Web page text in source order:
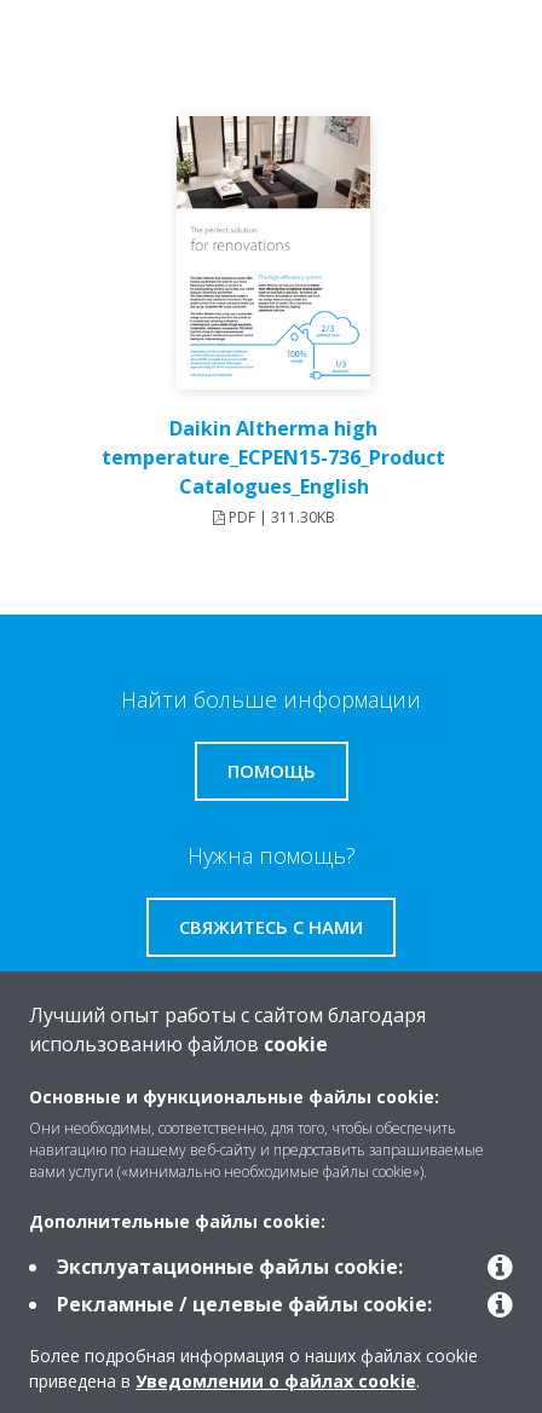
Daikin Altherma high
temperature_ECPEN15-736_Product
Catalogues_English
PDF | 311.30KB
Найти больше информации
ПОМОЩЬ
Нужна помощь?
СВЯЖИТЕСЬ С НАМИ
Решения
Помощь
Продукты
Лучший опыт работы с сайтом благодаря
использованию файлов cookie
Основные и функциональные файлы cookie:
Они необходимы, соответственно, для того, чтобы обеспечить
навигацию по нашему веб-сайту и предоставить запрашиваемые
вами услуги («минимально необходимые файлы cookie»).
Дополнительные файлы cookie:
Эксплуатационные файлы cookie:
Рекламные / целевые файлы cookie:
Более подробная информация о наших файлах cookie
приведена в Уведомлении о файлах cookie.